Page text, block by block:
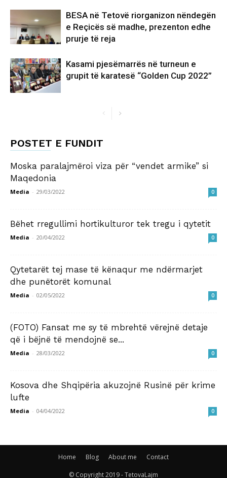
BESA në Tetovë riorganizon nëndegën
e Reçicës së madhe, prezenton edhe
prurje të reja
Kasami pjesëmarrës në turneun e
grupit të karatesë “Golden Cup 2022”
POSTET E FUNDIT
Moska paralajmëroi viza për “vendet armike” si
Maqedonia
Media - 29/03/2022 0
Bëhet rregullimi hortikulturor tek tregu i qytetit
Media - 20/04/2022 0
Qytetarët tej mase të kënaqur me ndërmarjet
dhe punëtorët komunal
Media - 02/05/2022 0
(FOTO) Fansat me sy të mbrehtë vërejnë detaje
që i bëjnë të mendojnë se...
Media - 28/03/2022 0
Kosova dhe Shqipëria akuzojnë Rusinë për krime
lufte
Media - 04/04/2022 0
Home Blog About me Contact
© Copyright 2019 - TetovaLajm